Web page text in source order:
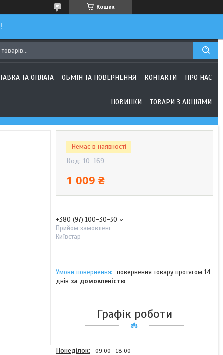
Кошик
ТА ОПЛАТА ОБМІН ТА ПОВЕРНЕННЯ КОНТАКТИ ПРО НАС
НОВИНКИ ТОВАРИ З АКЦІЯМИ
Немає в наявності
Код: 10-169
1 009 ₴
+380 (97) 100-30-30
Прийом замовлень -
Київстар
повернення товару протягом 14
днів за домовленістю
Графік роботи
Понеділок 09:00 18:00